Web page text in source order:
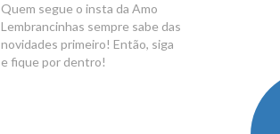
Quem segue o insta da Amo
Lembrancinhas sempre sabe das
novidades primeiro! Então, siga
e fique por dentro!